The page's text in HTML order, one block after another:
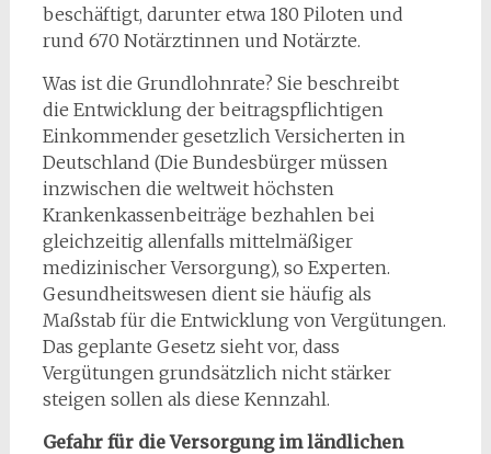
beschäftigt, darunter etwa 180 Piloten und
rund 670 Notärztinnen und Notärzte.
Was ist die Grundlohnrate? Sie beschreibt
die Entwicklung der beitragspflichtigen
Einkommender gesetzlich Versicherten in
Deutschland (Die Bundesbürger müssen
inzwischen die weltweit höchsten
Krankenkassenbeiträge bezhahlen bei
gleichzeitig allenfalls mittelmäßiger
medizinischer Versorgung), so Experten.
Gesundheitswesen dient sie häufig als
Maßstab für die Entwicklung von Vergütungen.
Das geplante Gesetz sieht vor, dass
Vergütungen grundsätzlich nicht stärker
steigen sollen als diese Kennzahl.
Gefahr für die Versorgung im ländlichen